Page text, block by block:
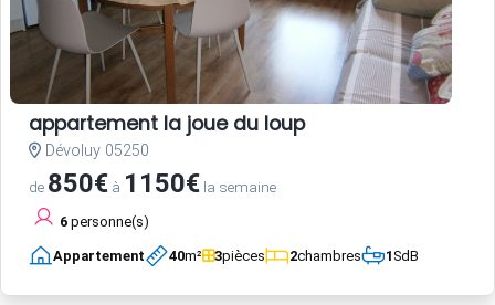
appartement la joue du loup
Dévoluy 05250
de 850€ à 1150€ la semaine
6 personne(s)
Appartement 40m² 3pièces 2chambres 1SdB